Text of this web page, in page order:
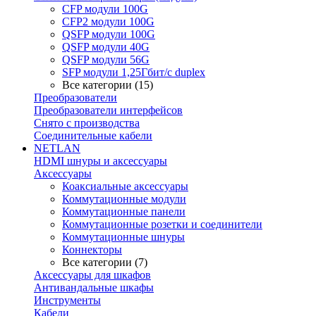
CFP модули 100G
CFP2 модули 100G
QSFP модули 100G
QSFP модули 40G
QSFP модули 56G
SFP модули 1,25Гбит/с duplex
Все категории (15)
Преобразователи
Преобразователи интерфейсов
Снято с производства
Соединительные кабели
NETLAN
HDMI шнуры и аксессуары
Аксессуары
Коаксиальные аксессуары
Коммутационные модули
Коммутационные панели
Коммутационные розетки и соединители
Коммутационные шнуры
Коннекторы
Все категории (7)
Аксессуары для шкафов
Антивандальные шкафы
Инструменты
Кабели